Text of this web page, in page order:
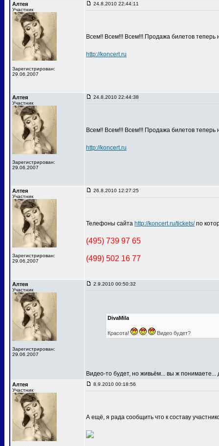
Алтея
Участник
Зарегистрирован:
29.06.2007
24.8.2010 22:44:11
Всем!! Всем!!! Всем!!! Продажа билетов теперь
http://koncert.ru
Алтея
Участник
Зарегистрирован:
29.06.2007
24.8.2010 22:44:38
Всем!! Всем!!! Всем!!! Продажа билетов теперь
http://koncert.ru
Алтея
Участник
Зарегистрирован:
29.06.2007
26.8.2010 12:27:25
Телефоны сайта http://koncert.ru/tickets/по
(495) 739 97 65
(499) 502 16 77
Алтея
Участник
Зарегистрирован:
29.06.2007
2.9.2010 00:50:32
DivaMila
Красота! Видео будет?
Видео-то будет, но живьём... вы ж понимаете...
Алтея
Участник
8.9.2010 00:18:56
А ещё, я рада сообщить что к составу